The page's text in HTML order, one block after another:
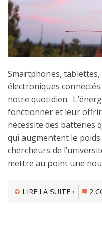
Smartphones,
électroniques
notre quotidien.
fonctionner et leur offrir
nécessite des batteries
qui augmentent le poids
chercheurs de
mettre au point une
LIRE LA SUITE › 2